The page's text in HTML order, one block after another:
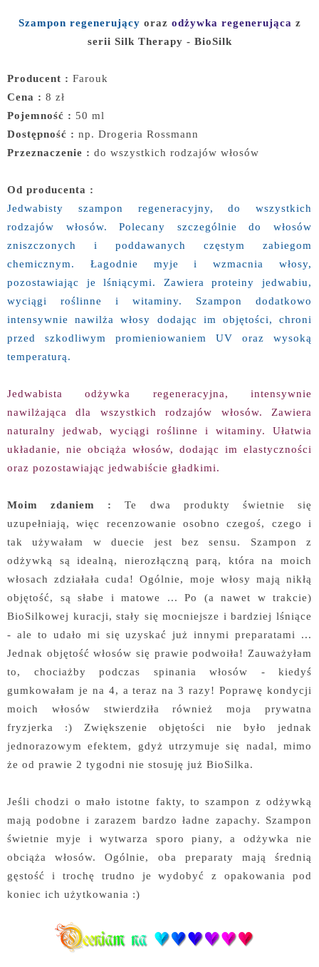
Szampon regenerujący oraz odżywka regenerująca z
serii Silk Therapy - BioSilk
Producent : Farouk
Cena : 8 zł
Pojemność : 50 ml
Dostępność : np. Drogeria Rossmann
Przeznaczenie : do wszystkich rodzajów włosów
Od producenta :
Jedwabisty szampon regeneracyjny, do wszystkich
rodzajów włosów. Polecany szczególnie do włosów
zniszczonych i poddawanych częstym zabiegom
chemicznym. Łagodnie myje i wzmacnia włosy,
pozostawiając je lśniącymi. Zawiera proteiny jedwabiu,
wyciągi roślinne i witaminy. Szampon dodatkowo
intensywnie nawilża włosy dodając im objętości, chroni
przed szkodliwym promieniowaniem UV oraz wysoką
temperaturą.
Jedwabista odżywka regeneracyjna, intensywnie
nawilżająca dla wszystkich rodzajów włosów. Zawiera
naturalny jedwab, wyciągi roślinne i witaminy. Ułatwia
układanie, nie obciąża włosów, dodając im elastyczności
oraz pozostawiając jedwabiście gładkimi.
Moim zdaniem :
Te dwa produkty świetnie się
uzupełniają, więc recenzowanie osobno czegoś, czego i
tak używałam w duecie jest bez sensu. Szampon z
odżywką są idealną, nierozłączną parą, która na moich
włosach zdziałała cuda! Ogólnie, moje włosy mają nikłą
objętość, są słabe i matowe ... Po (a nawet w trakcie)
BioSilkowej kuracji, stały się mocniejsze i bardziej lśniące
- ale to udało mi się uzyskać już innymi preparatami ...
Jednak objętość włosów się prawie podwoiła! Zauważyłam
to, chociażby podczas spinania włosów - kiedyś
gumkowałam je na 4, a teraz na 3 razy! Poprawę kondycji
moich włosów stwierdziła również moja prywatna
fryzjerka :) Zwiększenie objętości nie było jednak
jednorazowym efektem, gdyż utrzymuje się nadal, mimo
że od prawie 2 tygodni nie stosuję już BioSilka.
Jeśli chodzi o mało istotne fakty, to szampon z odżywką
mają podobne i zarazem bardzo ładne zapachy. Szampon
świetnie myje i wytwarza sporo piany, a odżywka nie
obciąża włosów. Ogólnie, oba preparaty mają średnią
gęstość i trochę trudno je wydobyć z opakowania pod
koniec ich użytkowania :)